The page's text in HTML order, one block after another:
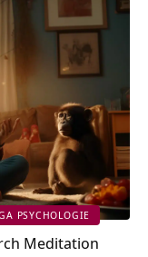
PSYCHOLOGIE
Meditation